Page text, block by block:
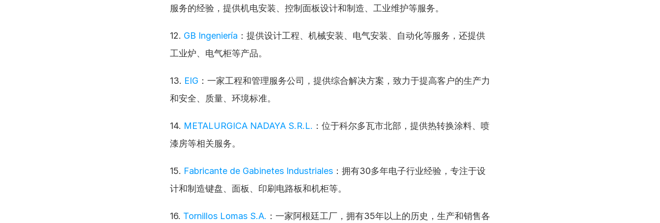
服务的经验，提供机电安装、控制面板设计和制造、工业维护等服务。
12. GB Ingeniería ：提供设计工程、机械安装、电气安装、自动化等服务，还提供
工业炉、电气柜等产品。
13. EIG ：一家工程和管理服务公司，提供综合解决方案，致力于提高客户的生产力
和安全、质量、环境标准。
14. METALURGICA NADAYA S.R.L. ：位于科尔多瓦市北部，提供热转换涂料、喷
漆房等相关服务。
15. Fabricante de Gabinetes Industriales ：拥有30多年电子行业经验，专注于设
计和制造键盘、面板、印刷电路板和机柜等。
16. Tornillos Lomas S.A. ：一家阿根廷工厂，拥有35年以上的历史，生产和销售各